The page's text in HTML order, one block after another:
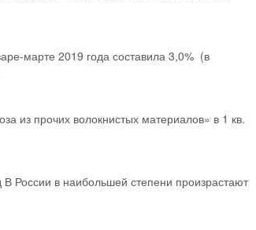
марте 2019 года составила 3,0% (в
из прочих волокнистых материалов» в 1 кв.
России в наибольшей степени произрастают